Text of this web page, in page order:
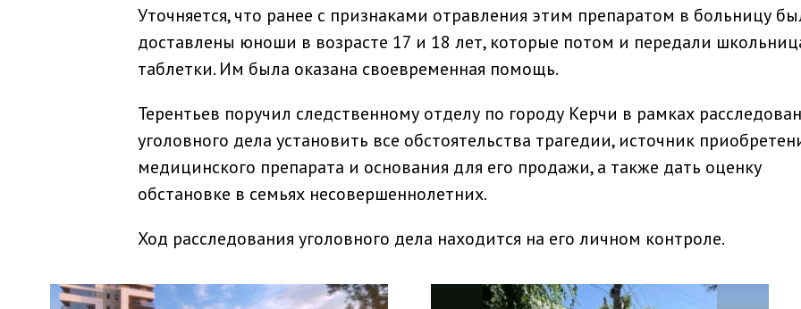
Уточняется, что ранее с признаками отравления этим препаратом в больницу
доставлены юноши в возрасте 17 и 18 лет, которые потом и передали
таблетки. Им была оказана своевременная помощь.
Терентьев поручил следственному отделу по городу Керчи в рамках
уголовного дела установить все обстоятельства трагедии, источник
медицинского препарата и основания для его продажи, а также дать оценку
обстановке в семьях несовершеннолетних.
Ход расследования уголовного дела находится на его личном контроле.